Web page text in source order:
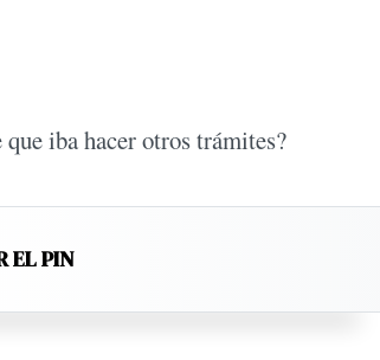
iba hacer otros trámites?
EL PIN